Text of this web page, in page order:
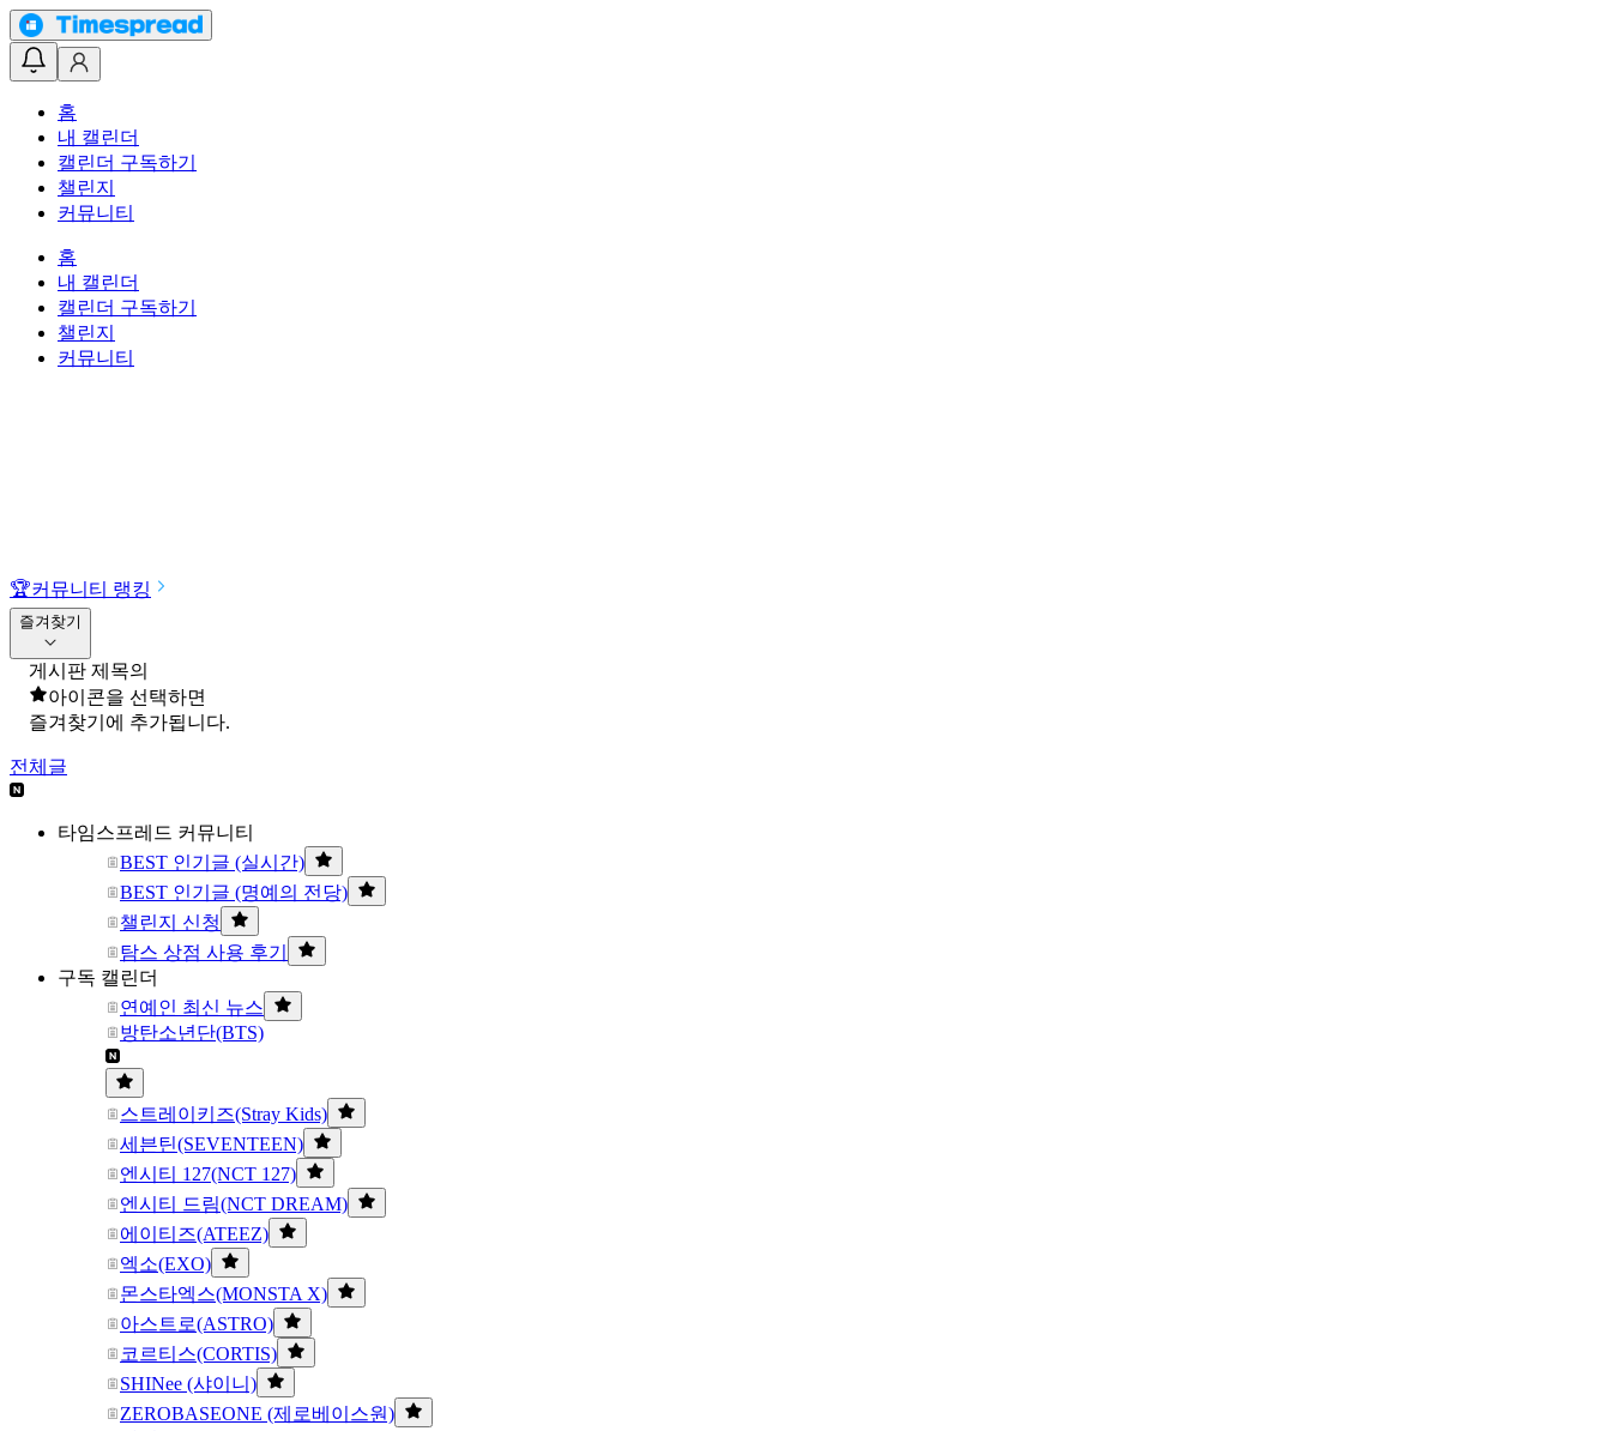
홈
내 캘린더
캘린더 구독하기
챌린지
커뮤니티
홈
내 캘린더
캘린더 구독하기
챌린지
커뮤니티
🏆커뮤니티 랭킹
즐겨찾기
게시판 제목의
아이콘을 선택하면
즐겨찾기에 추가됩니다.
전체글
타임스프레드 커뮤니티
BEST 인기글 (실시간)
BEST 인기글 (명예의 전당)
챌린지 신청
탐스 상점 사용 후기
구독 캘린더
연예인 최신 뉴스
방탄소년단(BTS)
스트레이키즈(Stray Kids)
세븐틴(SEVENTEEN)
엔시티 127(NCT 127)
엔시티 드림(NCT DREAM)
에이티즈(ATEEZ)
엑소(EXO)
몬스타엑스(MONSTA X)
아스트로(ASTRO)
코르티스(CORTIS)
SHINee (샤이니)
ZEROBASEONE (제로베이스원)